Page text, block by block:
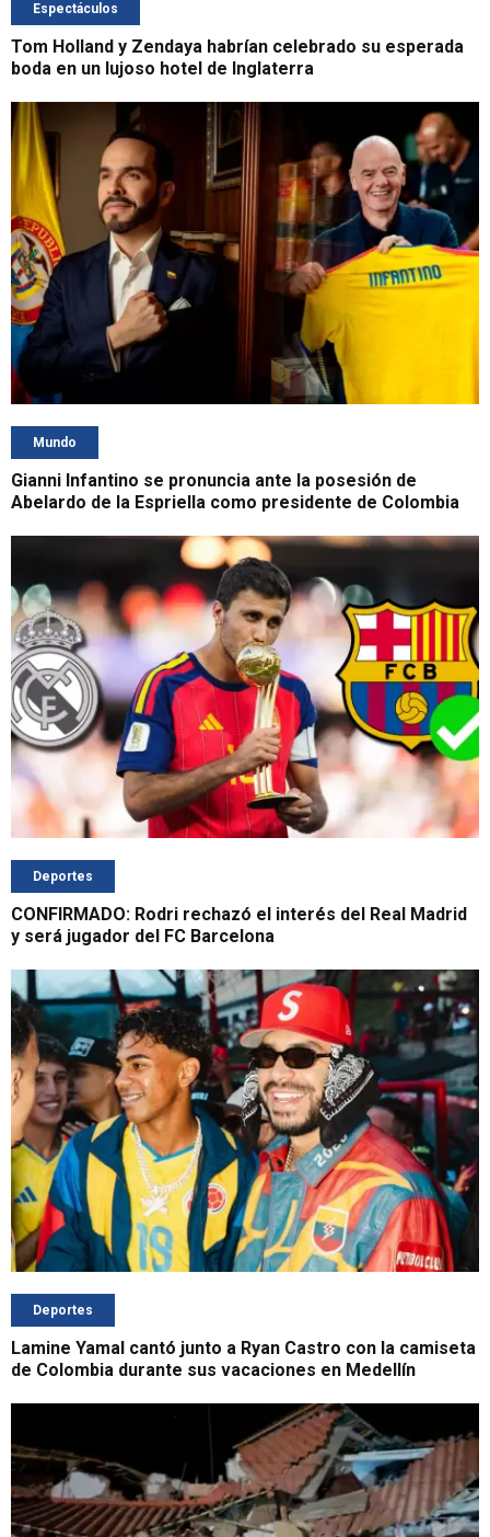
Espectáculos
Tom Holland y Zendaya habrían celebrado su esperada
boda en un lujoso hotel de Inglaterra
Mundo
Gianni Infantino se pronuncia ante la posesión de
Abelardo de la Espriella como presidente de Colombia
Deportes
CONFIRMADO: Rodri rechazó el interés del Real Madrid
y será jugador del FC Barcelona
Deportes
Lamine Yamal cantó junto a Ryan Castro con la camiseta
de Colombia durante sus vacaciones en Medellín